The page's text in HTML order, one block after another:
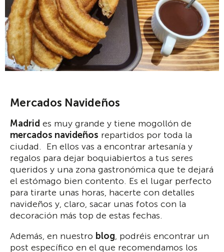
Mercados Navideños
Madrid es muy grande y tiene mogollón de
mercados navideños repartidos por toda la
ciudad. En ellos vas a encontrar artesanía y
regalos para dejar boquiabiertos a tus seres
queridos y una zona gastronómica que te dejará
el estómago bien contento. Es el lugar perfecto
para tirarte unas horas, hacerte con detalles
navideños y, claro, sacar unas fotos con la
decoración más top de estas fechas.
Además, en nuestro blog, podréis encontrar un
post específico en el que recomendamos los